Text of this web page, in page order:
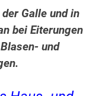
Galle und in
bei Eiterungen
und